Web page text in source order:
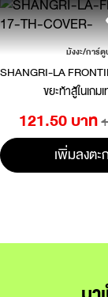
มังงะ/การ์
SHANGRI-LA
ขยะท้าสู้ในเกม
121.50 บาท
เพิ่มลงตะ